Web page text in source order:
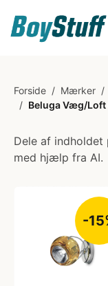
Forside / Mærker /
/ Beluga Væg/Loft
Dele af indholdet
med hjælp fra AI.
-